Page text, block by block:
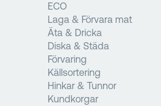
ECO
Laga & Förvara mat
Äta & Dricka
Diska & Städa
Förvaring
Källsortering
Hinkar & Tunnor
Kundkorgar